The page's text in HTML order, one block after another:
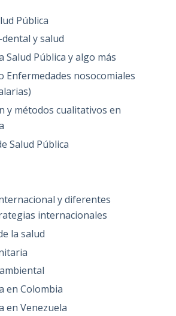
Pública
y salud
Salud Pública y algo más
Enfermedades nosocomiales
y métodos cualitativos en
Salud Pública
y diferentes
internacionales
la salud
en Colombia
en Venezuela